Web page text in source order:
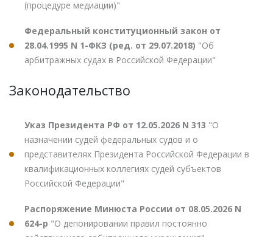
(процедуре медиации)"
Федеральный конституционный закон от
28.04.1995 N 1-ФКЗ (ред. от 29.07.2018) "Об
арбитражных судах в Российской Федерации"
Законодательство
Указ Президента РФ от 12.05.2026 N 313 "О
назначении судей федеральных судов и о
представителях Президента Российской Федерации в
квалификационных коллегиях судей субъектов
Российской Федерации"
Распоряжение Минюста России от 08.05.2026 N
624-р "О депонировании правил постоянно